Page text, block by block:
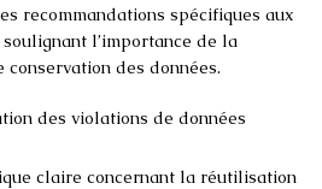
recommandations spécifiques aux
l’importance de la
des données.
des violations de données
claire concernant la réutilisation